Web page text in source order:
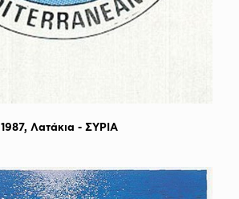
1987, Λατάκια - ΣΥΡΙΑ